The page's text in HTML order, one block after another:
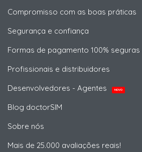
Compromisso com as boas práticas
Segurança e confiança
Formas de pagamento 100% seguras
Profissionais e distribuidores
Desenvolvedores - Agentes
NOVO
Blog doctorSIM
Sobre nós
Mais de 25.000 avaliações reais!